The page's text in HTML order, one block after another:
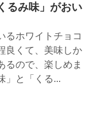
るみ味」がおい
るホワイトチョコ
良くて、美味しか
るので、楽しめま
」と「くる...